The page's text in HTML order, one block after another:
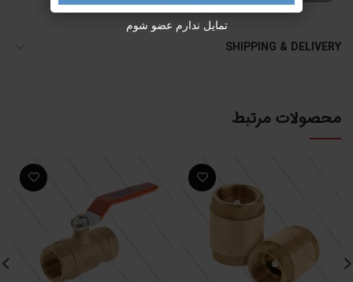
SHIPPING & DELIVERY
محصولات مرتبط
تمایل ندارم عضو شوم